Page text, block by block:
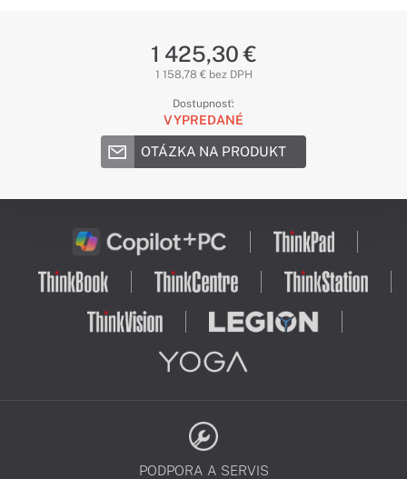
1 425,30 €
1 158,78 € bez DPH
Dostupnosť:
VYPREDANÉ
OTÁZKA NA PRODUKT
PODPORA A SERVIS